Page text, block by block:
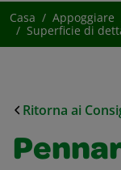
Casa Appoggiare
Superficie di
Ritorna ai